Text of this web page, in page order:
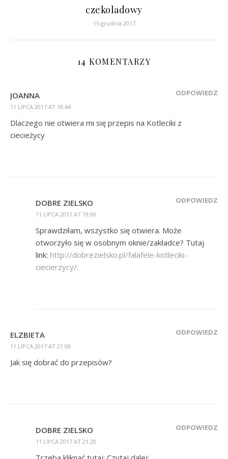
czekoladowy
15 grudnia 2017
14 KOMENTARZY
JOANNA
11 LIPCA 2017 AT 18:44
ODPOWIEDZ
Dlaczego nie otwiera mi się przepis na Kotleciki z
ciecieżycy
DOBRE ZIELSKO
11 LIPCA 2017 AT 19:00
ODPOWIEDZ
Sprawdziłam, wszystko się otwiera. Może
otworzyło się w osobnym oknie/zakładce? Tutaj
link: http://dobrezielsko.pl/falafele-kotleciki-
ciecierzycy/.
ELZBIETA
11 LIPCA 2017 AT 21:08
ODPOWIEDZ
Jak się dobrać do przepisów?
DOBRE ZIELSKO
11 LIPCA 2017 AT 21:20
ODPOWIEDZ